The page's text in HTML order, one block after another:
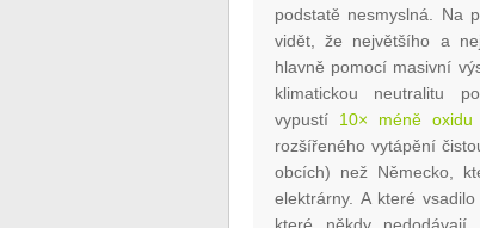
podstatě nesmyslná. Na
vidět, že největšího a
hlavně pomocí masivní
klimatickou neutralitu
vypustí 10× méně oxidu
rozšířeného vytápění
obcích) než Německo,
elektrárny. A které